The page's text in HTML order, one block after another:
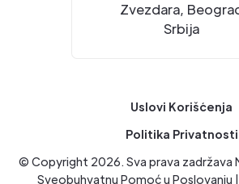
Zvezdara,
Srbija
Uslovi Korišćenja
Politika Privatnosti
© Copyright 2026. Sva prava zadržava
Sveobuhvatnu Pomoć u Poslovanju